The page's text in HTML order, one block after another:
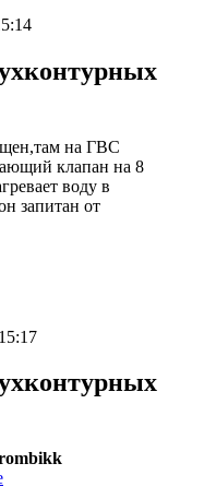
на ГВС
клапан на 8
воду в
запитан от
15:17